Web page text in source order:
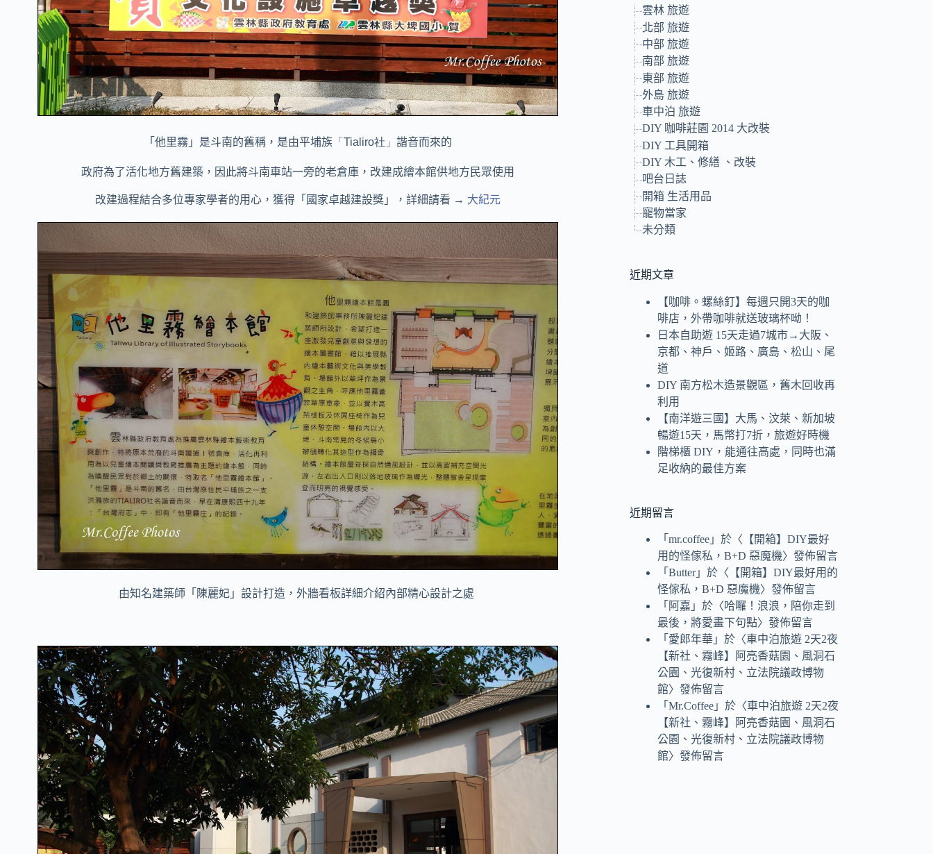
「他里霧」是斗南的舊稱， 是由平埔族 「Tialiro社」諧音而來的
政府為了活化地方舊建築，因此將斗南車站一旁的老倉庫，改建成繪本館供地方民眾使用
改建過程結合多位專家學者的用心，獲得「國家卓越建設獎」，詳細請看 → 大紀元
由知名建築師「陳麗妃」設計打造，外牆看板詳細介紹內部精心設計之處
雲林 旅遊
北部 旅遊
中部 旅遊
南部 旅遊
東部 旅遊
外島 旅遊
車中泊 旅遊
DIY 咖啡莊園 2014 大改裝
DIY 工具開箱
DIY 木工、修繕 、改裝
吧台日誌
開箱 生活用品
寵物當家
未分類
近期文章
【咖啡。螺絲釘】每週只開3天的咖
啡店，外帶咖啡就送玻璃杯呦！
日本自助遊 15天走過7城市→大阪、
京都、神戶、姬路、廣島、松山、尾
道
DIY 南方松木造景觀區，舊木回收再
利用
【南洋遊三國】大馬、汶萊、新加坡
暢遊15天，馬幣打7折，旅遊好時機
階梯櫃 DIY，能通往高處，同時也滿
足收納的最佳方案
近期留言
「mr.coffee 」於〈 【開箱】DIY最好
用的怪傢私，B+D 惡魔機〉發佈留言
「Butter」於〈 【開箱】DIY最好用的
怪傢私，B+D 惡魔機〉發佈留言
「 阿嘉 」於〈哈囉！浪浪，陪你走到
最後，將愛畫下句點〉發佈留言
「 愛郎年華 」於〈車中泊旅遊 2天2夜
【新社、霧峰】阿亮香菇園、風洞石
公園、光復新村、立法院議政博物
館〉發佈留言
「Mr.Coffee 」於〈車中泊旅遊 2天2夜
【新社、霧峰】阿亮香菇園、風洞石
公園、光復新村、立法院議政博物
館〉發佈留言